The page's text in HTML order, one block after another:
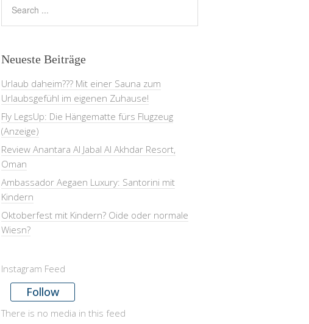
Neueste Beiträge
Urlaub daheim??? Mit einer Sauna zum
Urlaubsgefühl im eigenen Zuhause!
Fly LegsUp: Die Hängematte fürs Flugzeug
(Anzeige)
Review Anantara Al Jabal Al Akhdar Resort,
Oman
Ambassador Aegaen Luxury: Santorini mit
Kindern
Oktoberfest mit Kindern? Oide oder normale
Wiesn?
Instagram Feed
Follow
There is no media in this feed